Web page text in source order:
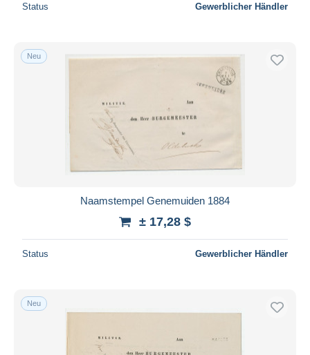
Status Gewerblicher Händler
Neu
Naamstempel Genemuiden 1884
± 17,28 $
Status Gewerblicher Händler
Neu